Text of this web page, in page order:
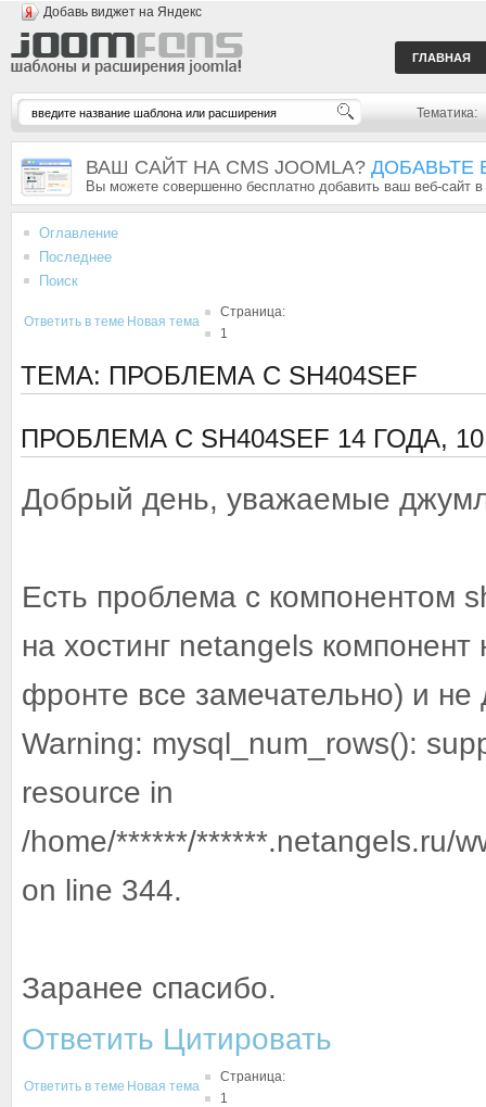
Добавь виджет на Яндекс
ГЛАВНАЯ
Тематика:
ВАШ САЙТ НА CMS JOOMLA? ДОБАВЬТЕ
Вы можете совершенно бесплатно добавить ваш веб-сайт
Оглавление
Последнее
Поиск
Ответить в теме Новая тема
Страница:
1
ТЕМА: ПРОБЛЕМА С SH404SEF
ПРОБЛЕМА С SH404SEF 14 ГОДА,
Добрый день, уважаемые
Есть проблема с компонентом
на хостинг netangels
фронте все замечательно) и
Warning: mysql_num_rows():
resource in
/home/******/******.netangels.ru/
on line 344.
Заранее спасибо.
Ответить Цитировать
Ответить в теме Новая тема
Страница:
1